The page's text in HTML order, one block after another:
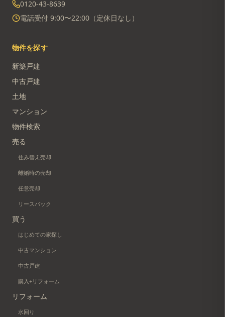
0120-43-8639
電話受付 9:00〜22:00（定休日なし）
物件を探す
新築戸建
中古戸建
土地
マンション
物件検索
売る
住み替え売却
離婚時の売却
任意売却
リースバック
買う
はじめての家探し
中古マンション
中古戸建
購入+リフォーム
リフォーム
水回り